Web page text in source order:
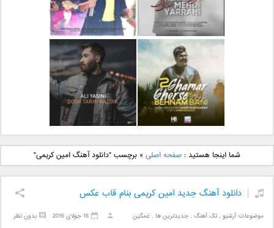
دانلود آهنگ جدید مهدی
یراحی بنام اسرار
دانلود آهنگ جدید فرزاد
فرزین بنام آتیش
دانلود آهنگ جدید بهنام
بانی بنام قرص قمر 2
دانلود آهنگ جدید علی
یاسینی بنام دورترین نزدیک
شما اینجا هستید :صفحه اصلی »برچسب "دانلود آهنگ امین کریمی"
دانلود آهنگ جدید امین کریمی بنام قاب عکس
موضوعات:آرشیو ,تک آهنگ ,جدیدترین ها ,غمگین بدون نظر 16 جولای 2016